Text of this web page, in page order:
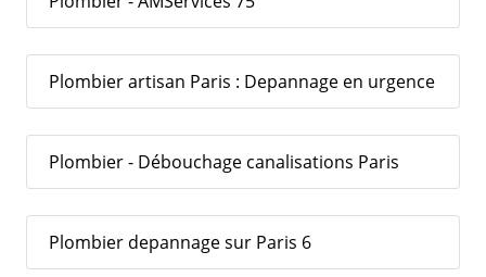
Plombier artisan Paris : Depannage en urgence
Plombier - Débouchage canalisations Paris
Plombier depannage sur Paris 6